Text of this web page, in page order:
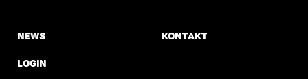
News
Login
Kontakt